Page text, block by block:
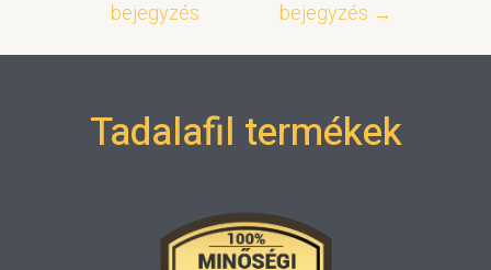
bejegyzés
bejegyzés →
Tadalafil termékek